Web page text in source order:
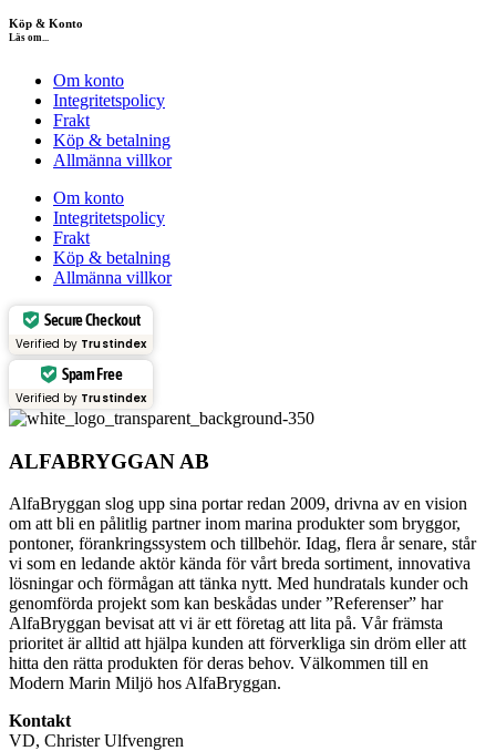
Köp & Konto
Läs om...
Om konto
Integritetspolicy
Frakt
Köp & betalning
Allmänna villkor
Om konto
Integritetspolicy
Frakt
Köp & betalning
Allmänna villkor
Secure Checkout
Verified by Trustindex
Spam Free
Verified by Trustindex
ALFABRYGGAN AB
AlfaBryggan slog upp sina portar redan 2009, drivna av en vision
om att bli en pålitlig partner inom marina produkter som bryggor,
pontoner, förankringssystem och tillbehör. Idag, flera år senare, står
vi som en ledande aktör kända för vårt breda sortiment, innovativa
lösningar och förmågan att tänka nytt. Med hundratals kunder och
genomförda projekt som kan beskådas under ”Referenser” har
AlfaBryggan bevisat att vi är ett företag att lita på. Vår främsta
prioritet är alltid att hjälpa kunden att förverkliga sin dröm eller att
hitta den rätta produkten för deras behov. Välkommen till en
Modern Marin Miljö hos AlfaBryggan.
Kontakt
VD, Christer Ulfvengren